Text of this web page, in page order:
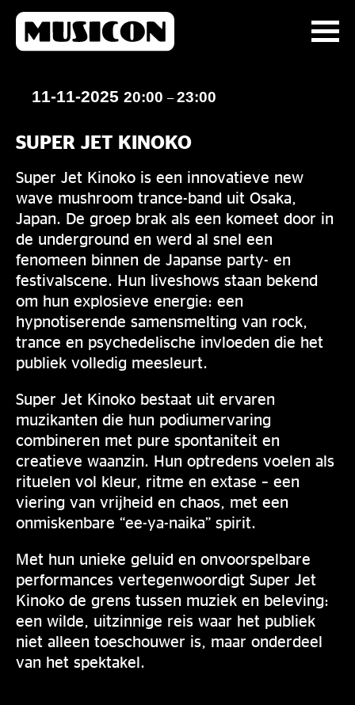
11-11-2025 20:00 –23:00
SUPER JET KINOKO
Super Jet Kinoko is een innovatieve new
wave mushroom trance-band uit Osaka,
Japan. De groep brak als een komeet door in
de underground en werd al snel een
fenomeen binnen de Japanse party- en
festivalscene. Hun liveshows staan bekend
om hun explosieve energie: een
hypnotiserende samensmelting van rock,
trance en psychedelische invloeden die het
publiek volledig meesleurt.
Super Jet Kinoko bestaat uit ervaren
muzikanten die hun podiumervaring
combineren met pure spontaniteit en
creatieve waanzin. Hun optredens voelen als
rituelen vol kleur, ritme en extase – een
viering van vrijheid en chaos, met een
onmiskenbare “ee-ya-naika” spirit.
Met hun unieke geluid en onvoorspelbare
performances vertegenwoordigt Super Jet
Kinoko de grens tussen muziek en beleving:
een wilde, uitzinnige reis waar het publiek
niet alleen toeschouwer is, maar onderdeel
van het spektakel.